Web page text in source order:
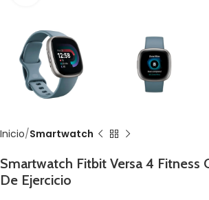
Inicio Smartwatch
Smartwatch Fitbit Versa 4 Fitness
De Ejercicio